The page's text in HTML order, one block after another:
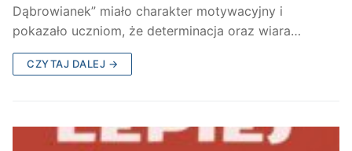
Dąbrowianek” miało charakter motywacyjny i
pokazało uczniom, że determinacja oraz wiara…
CZYTAJ DALEJ →